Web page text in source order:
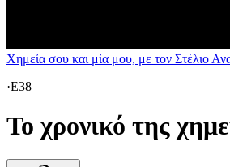
Χημεία σου και μία μου, με τον Στέλιο
·E38
Το χρονικό της